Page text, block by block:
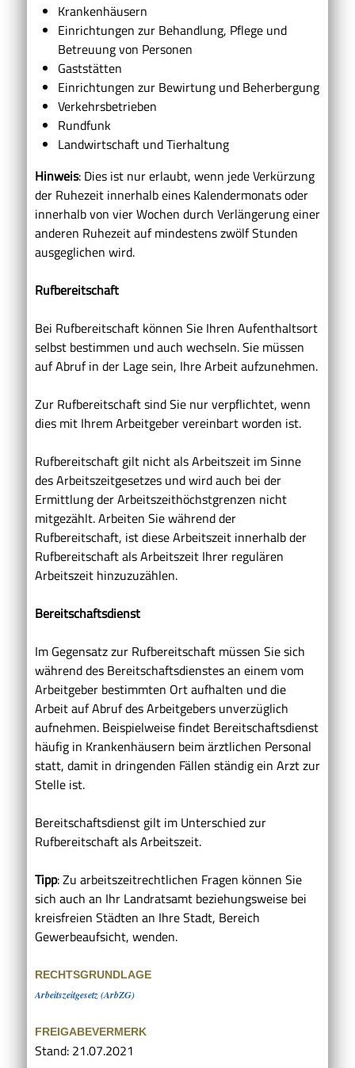
Krankenhäusern
Einrichtungen zur Behandlung, Pflege und
Betreuung von Personen
Gaststätten
Einrichtungen zur Bewirtung und Beherbergung
Verkehrsbetrieben
Rundfunk
Landwirtschaft und Tierhaltung
Hinweis: Dies ist nur erlaubt, wenn jede Verkürzung
der Ruhezeit innerhalb eines Kalendermonats oder
innerhalb von vier Wochen durch Verlängerung einer
anderen Ruhezeit auf mindestens zwölf Stunden
ausgeglichen wird.
Rufbereitschaft
Bei Rufbereitschaft können Sie Ihren Aufenthaltsort
selbst bestimmen und auch wechseln. Sie müssen
auf Abruf in der Lage sein, Ihre Arbeit aufzunehmen.
Zur Rufbereitschaft sind Sie nur verpflichtet, wenn
dies mit Ihrem Arbeitgeber vereinbart worden ist.
Rufbereitschaft gilt nicht als Arbeitszeit im Sinne
des Arbeitszeitgesetzes und wird auch bei der
Ermittlung der Arbeitszeithöchstgrenzen nicht
mitgezählt. Arbeiten Sie während der
Rufbereitschaft, ist diese Arbeitszeit innerhalb der
Rufbereitschaft als Arbeitszeit Ihrer regulären
Arbeitszeit hinzuzuzählen.
Bereitschaftsdienst
Im Gegensatz zur Rufbereitschaft müssen Sie sich
während des Bereitschaftsdienstes an einem vom
Arbeitgeber bestimmten Ort aufhalten und die
Arbeit auf Abruf des Arbeitgebers unverzüglich
aufnehmen. Beispielweise findet Bereitschaftsdienst
häufig in Krankenhäusern beim ärztlichen Personal
statt, damit in dringenden Fällen ständig ein Arzt zur
Stelle ist.
Bereitschaftsdienst gilt im Unterschied zur
Rufbereitschaft als Arbeitszeit.
Tipp: Zu arbeitszeitrechtlichen Fragen können Sie
sich auch an Ihr Landratsamt beziehungsweise bei
kreisfreien Städten an Ihre Stadt, Bereich
Gewerbeaufsicht, wenden.
RECHTSGRUNDLAGE
Arbeitszeitgesetz (ArbZG)
FREIGABEVERMERK
Stand: 21.07.2021